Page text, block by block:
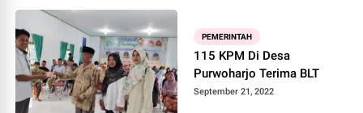
PEMERINTAH
115 KPM Di Desa
Purwoharjo Terima BLT
September 21, 2022